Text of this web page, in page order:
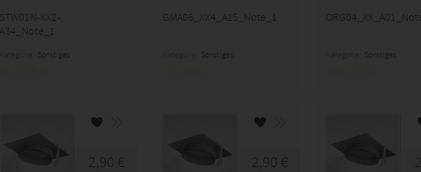
STW01N-XX2-
A34_Note_1
Sonstiges
GMA05_XX4_A15_Note_1
Sonstiges Sonstiges
2,90 € 2,90 €